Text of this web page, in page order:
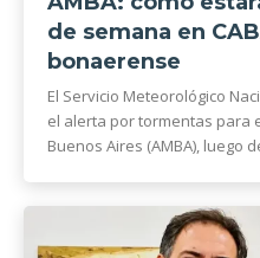
de semana en
bonaerense
El Servicio Meteorológico
el alerta por tormentas para
Buenos Aires (AMBA), luego